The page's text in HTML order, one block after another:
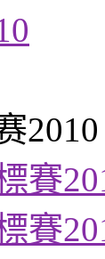
2010
賽
賽